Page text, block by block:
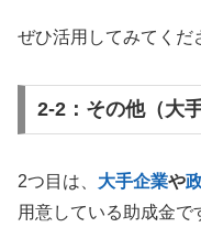
ぜひ活用してみてくだ
2-2：その他（大
2つ目は、 大手企業や
用意している助成金で